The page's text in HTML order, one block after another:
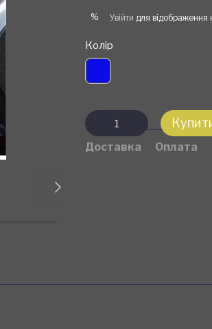
% Увійти для відображення
Колір
Доставка Оплата